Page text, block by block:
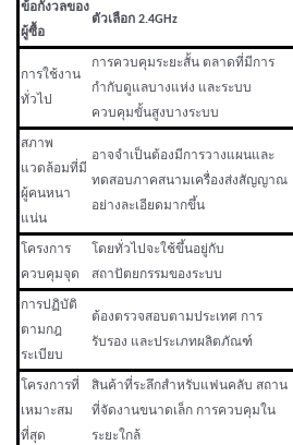
ข้อกังวลของ
ผู้ซื้อ
ตัวเลือก 2.4GHz
การใช้งาน
ทั่วไป
การควบคุมระยะสั้น ตลาดที่มีการ
กำกับดูแลบางแห่ง และระบบ
ควบคุมขั้นสูงบางระบบ
สภาพ
แวดล้อมที่มี
ผู้คนหนา
แน่น
อาจจำเป็นต้องมีการวางแผนและ
ทดสอบภาคสนามเครื่องส่งสัญญาณ
อย่างละเอียดมากขึ้น
โครงการ
ควบคุมจุด
โดยทั่วไปจะใช้ขึ้นอยู่กับ
สถาปัตยกรรมของระบบ
การปฏิบัติ
ตามกฎ
ระเบียบ
ต้องตรวจสอบตามประเทศ การ
รับรอง และประเภทผลิตภัณฑ์
โครงการที่
เหมาะสม
ที่สุด
สินค้าที่ระลึกสำหรับแฟนคลับ สถาน
ที่จัดงานขนาดเล็ก การควบคุมใน
ระยะใกล้